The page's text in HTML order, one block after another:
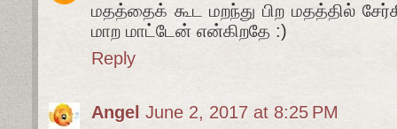
மதத்தைக் கூட மறந்து பிற மதத்தில்
மாற மாட்டேன் என்கிறதே :)
Reply
Angel June 2, 2017 at 8:25 PM